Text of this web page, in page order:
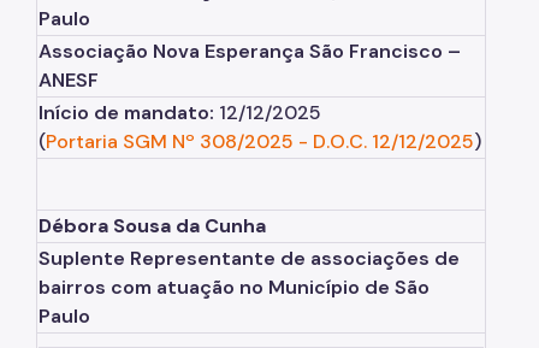
Paulo
Associação Nova Esperança São Francisco –
ANESF
Início de mandato: 12/12/2025
(Portaria SGM Nº 308/2025 - D.O.C. 12/12/2025)
Débora Sousa da Cunha
Suplente Representante de associações de
bairros com atuação no Município de São
Paulo